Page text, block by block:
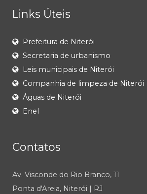
Links Úteis
Prefeitura de Niterói
Secretaria de urbanismo
Leis municipais de Niterói
Companhia de limpeza de Niterói
Águas de Niterói
Enel
Contatos
Av. Visconde do Rio Branco, 11
Ponta d'Areia, Niterói | RJ